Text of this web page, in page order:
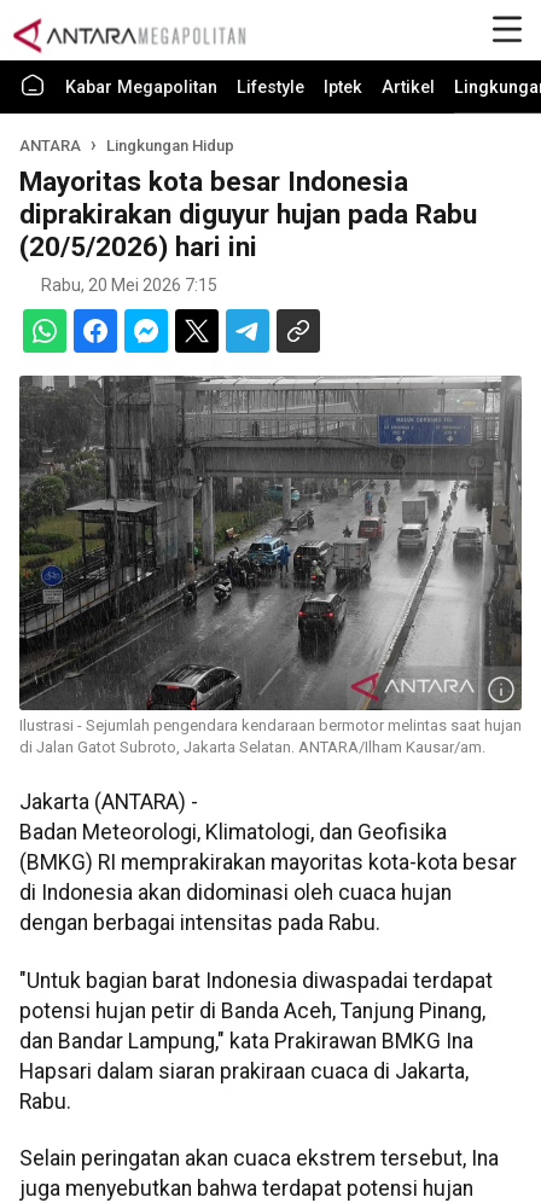
Kabar Megapolitan Lifestyle Iptek Artikel
ANTARA Lingkungan Hidup
Mayoritas kota besar Indonesia
diprakirakan diguyur hujan pada Rabu
(20/5/2026) hari ini
Rabu, 20 Mei 2026 7:15
Ilustrasi - Sejumlah pengendara kendaraan bermotor melintas saat hujan
di Jalan Gatot Subroto, Jakarta Selatan. ANTARA/Ilham Kausar/am.
Jakarta (ANTARA) -
Badan Meteorologi, Klimatologi, dan Geofisika
(BMKG) RI memprakirakan mayoritas kota-kota besar
di Indonesia akan didominasi oleh cuaca hujan
dengan berbagai intensitas pada Rabu.
"Untuk bagian barat Indonesia diwaspadai terdapat
potensi hujan petir di Banda Aceh, Tanjung Pinang,
dan Bandar Lampung," kata Prakirawan BMKG Ina
Hapsari dalam siaran prakiraan cuaca di Jakarta,
Rabu.
Selain peringatan akan cuaca ekstrem tersebut, Ina
juga menyebutkan bahwa terdapat potensi hujan